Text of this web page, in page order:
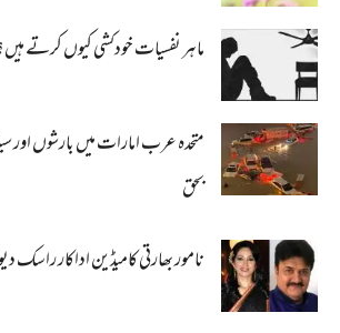
ماہر نفسیات خودکشی کیوں کرتے
بحق
نامور بھارتی کامیڈین اداکار راسک